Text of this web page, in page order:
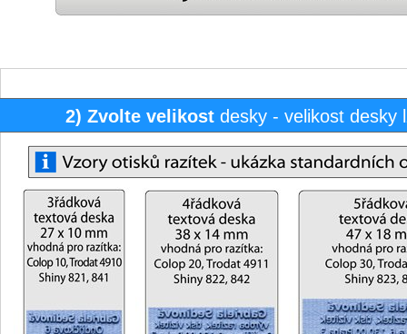
2) Zvolte velikost desky - velikost desky